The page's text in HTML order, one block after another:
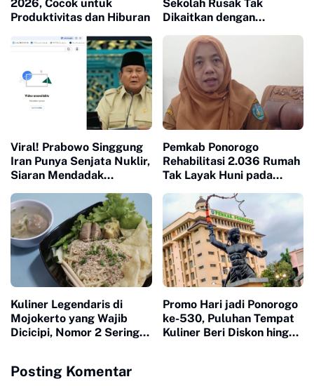
2026, Cocok untuk
Produktivitas dan Hiburan
Sekolah Rusak Tak
Dikaitkan dengan
Publik Lapor ke
Kemendikdasmen
Viral! Prabowo Singgung
Iran Punya Senjata Nuklir,
Siaran Mendadak
Pemkab Ponorogo
Rehabilitasi 2.036 Rumah
Tak Layak Huni pada
Beberapa Tahun Terakhir
Kuliner Legendaris di
Mojokerto yang Wajib
Dicicipi, Nomor 2 Sering
Promo Hari jadi Ponorogo
ke-530, Puluhan Tempat
Kuliner Beri Diskon hingga
Posting Komentar